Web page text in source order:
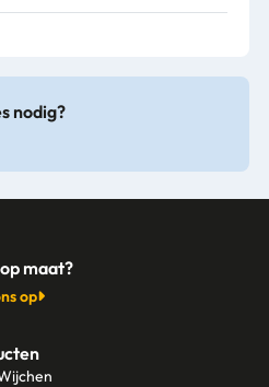
nodig?
maat?
op